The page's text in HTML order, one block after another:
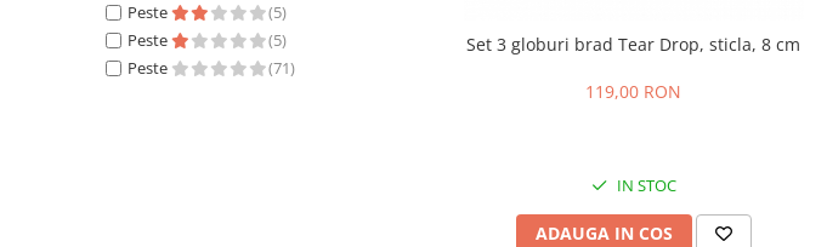
Peste
(5)
Peste
(5)
Peste
(71)
Set 3 globuri brad Tear Drop, sticla, 8 cm
119,00 RON
IN STOC
ADAUGA IN COS